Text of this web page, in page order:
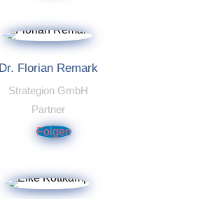
Dr. Florian Remark
Strategion GmbH
Partner
Folgen